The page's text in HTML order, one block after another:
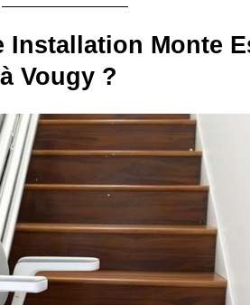
Monte
Vougy ?